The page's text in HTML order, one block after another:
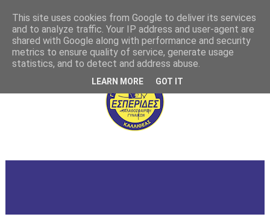
This site uses cookies from Google to deliver its services
and to analyze traffic. Your IP address and user-agent are
shared with Google along with performance and security
metrics to ensure quality of service, generate usage
statistics, and to detect and address abuse.
LEARN MORE GOT IT